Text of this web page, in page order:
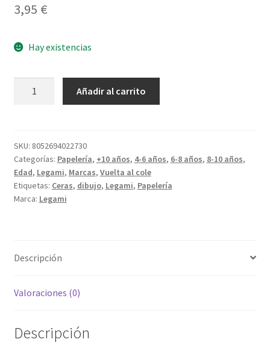
3,95 €
Hay existencias
Añadir al carrito
SKU: 8052694022730
Categorías: Papelería, +10 años, 4-6 años, 6-8 años, 8-10 años,
Edad, Legami, Marcas, Vuelta al cole
Etiquetas: Ceras, dibujo, Legami, Papelería
Marca: Legami
Descripción
Valoraciones (0)
Descripción